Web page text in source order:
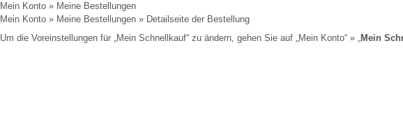
Mein Konto » Meine Bestellungen
Mein Konto » Meine Bestellungen » Detailseite der Bestellung
Um die Voreinstellungen für „Mein Schnellkauf“ zu ändern, gehen Sie auf „Mein Konto“ » „Mein